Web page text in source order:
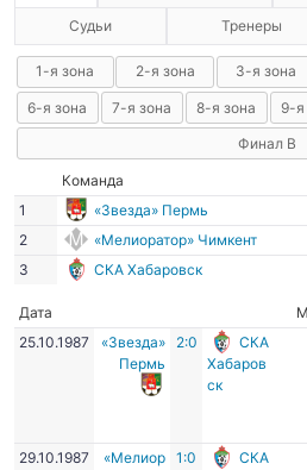
Судьи Тренеры
1-я зона 2-я зона 3-я зона
6-я зона 7-я зона 8-я зона 9-я
Финал В
Команда
1
«Звезда» Пермь
2
«Мелиоратор» Чимкент
3
СКА Хабаровск
Дата
25.10.1987
«Звезда»
Пермь
2:0
СКА
Хабаров
ск
29.10.1987
«Мелиор 1:0
СКА